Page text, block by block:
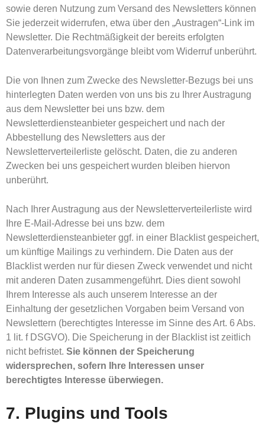
sowie deren Nutzung zum Versand des Newsletters können
Sie jederzeit widerrufen, etwa über den „Austragen“-Link im
Newsletter. Die Rechtmäßigkeit der bereits erfolgten
Datenverarbeitungsvorgänge bleibt vom Widerruf unberührt.
Die von Ihnen zum Zwecke des Newsletter-Bezugs bei uns
hinterlegten Daten werden von uns bis zu Ihrer Austragung
aus dem Newsletter bei uns bzw. dem
Newsletterdiensteanbieter gespeichert und nach der
Abbestellung des Newsletters aus der
Newsletterverteilerliste gelöscht. Daten, die zu anderen
Zwecken bei uns gespeichert wurden bleiben hiervon
unberührt.
Nach Ihrer Austragung aus der Newsletterverteilerliste wird
Ihre E-Mail-Adresse bei uns bzw. dem
Newsletterdiensteanbieter ggf. in einer Blacklist gespeichert,
um künftige Mailings zu verhindern. Die Daten aus der
Blacklist werden nur für diesen Zweck verwendet und nicht
mit anderen Daten zusammengeführt. Dies dient sowohl
Ihrem Interesse als auch unserem Interesse an der
Einhaltung der gesetzlichen Vorgaben beim Versand von
Newslettern (berechtigtes Interesse im Sinne des Art. 6 Abs.
1 lit. f DSGVO). Die Speicherung in der Blacklist ist zeitlich
nicht befristet. Sie können der Speicherung
widersprechen, sofern Ihre Interessen unser
berechtigtes Interesse überwiegen.
7. Plugins und Tools